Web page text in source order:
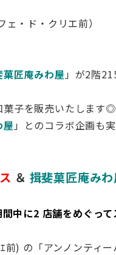
・ド・クリエ前）
菓匠庵みわ屋 」が2階
菓子を販売いたします◎
屋 」とのコラボ企画も実
＆ 揖斐菓匠庵みわ
中に2 店舗をめぐって
) の「アンノンティー